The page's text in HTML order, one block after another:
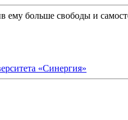
ему больше свободы и
«Синергия»